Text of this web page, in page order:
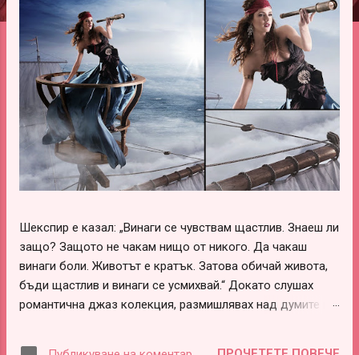
Шекспир е казал: „Винаги се чувствам щастлив. Знаеш ли
защо? Защото не чакам нищо от никого. Да чакаш
винаги боли. Животът е кратък. Затова обичай живота,
бъди щастлив и винаги се усмихвай.“ Докато слушах
романтична джаз колекция, размишлявах над думите на
Шекспир. В тях има наистина много истини, които обаче